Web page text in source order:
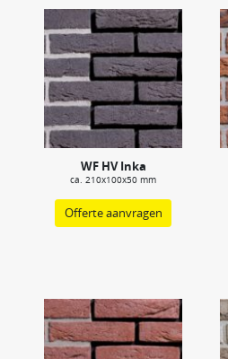
WF HV Inka
ca. 210x100x50 mm
Offerte aanvragen